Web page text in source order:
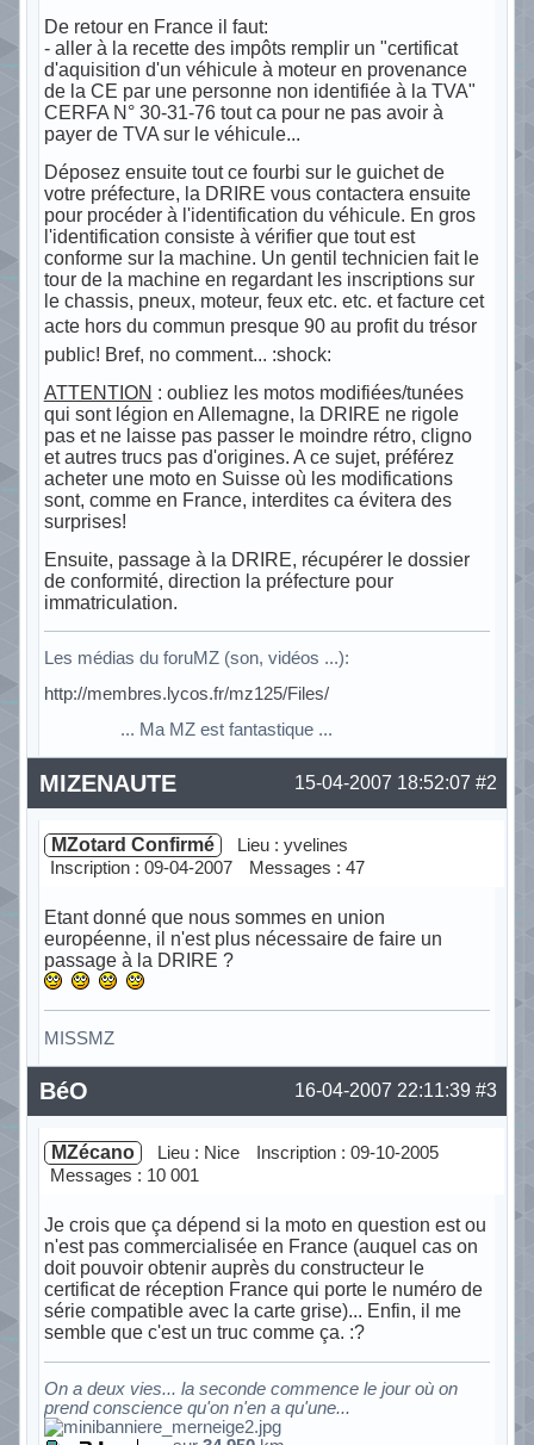
De retour en France il faut:
- aller à la recette des impôts remplir un "certificat
d'aquisition d'un véhicule à moteur en provenance
de la CE par une personne non identifiée à la TVA"
CERFA N° 30-31-76 tout ca pour ne pas avoir à
payer de TVA sur le véhicule...
Déposez ensuite tout ce fourbi sur le guichet de
votre préfecture, la DRIRE vous contactera ensuite
pour procéder à l'identification du véhicule. En gros
l'identification consiste à vérifier que tout est
conforme sur la machine. Un gentil technicien fait le
tour de la machine en regardant les inscriptions sur
le chassis, pneux, moteur, feux etc. etc. et facture cet
acte hors du commun presque 90 au profit du trésor
public! Bref, no comment... :shock:
ATTENTION : oubliez les motos modifiées/tunées
qui sont légion en Allemagne, la DRIRE ne rigole
pas et ne laisse pas passer le moindre rétro, cligno
et autres trucs pas d'origines. A ce sujet, préférez
acheter une moto en Suisse où les modifications
sont, comme en France, interdites ca évitera des
surprises!
Ensuite, passage à la DRIRE, récupérer le dossier
de conformité, direction la préfecture pour
immatriculation.
Les médias du foruMZ (son, vidéos ...):
http://membres.lycos.fr/mz125/Files/
... Ma MZ est fantastique ...
Hors ligne #2
15-04-2007 18:52:07
MIZENAUTE
MZotard Confirmé
Lieu : yvelines
Inscription : 09-04-2007
Messages : 47
Etant donné que nous sommes en union
européenne, il n'est plus nécessaire de faire un
passage à la DRIRE ?
MISSMZ
Hors ligne #3
16-04-2007 22:11:39
BéO
MZécano Lieu : Nice
Inscription : 09-10-2005
Messages : 10 001
Je crois que ça dépend si la moto en question est ou
n'est pas commercialisée en France (auquel cas on
doit pouvoir obtenir auprès du constructeur le
certificat de réception France qui porte le numéro de
série compatible avec la carte grise)... Enfin, il me
semble que c'est un truc comme ça. :?
On a deux vies... la seconde commence le jour où on
prend conscience qu'on n'en a qu'une...